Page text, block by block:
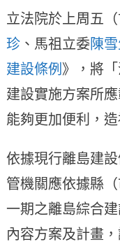
立法院於上周五
珍、馬祖立委陳
建設條例 》，將
建設實施方案所
能夠更加便利，
依據現行離島建
管機關應依據縣
一期之離島綜合
內容方案及計畫